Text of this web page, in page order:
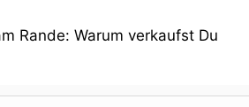
Rande: Warum verkaufst Du